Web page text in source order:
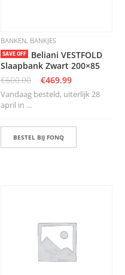
BANKEN, BANKJES
SAVE OFF
Beliani VESTFOLD
Slaapbank Zwart 200×85
€600.00 €469.99
Vandaag besteld, uiterlijk 28
april in ...
BESTEL BIJ FONQ